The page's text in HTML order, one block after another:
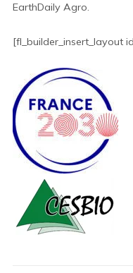
EarthDaily Agro.
[fl_builder_insert_layout